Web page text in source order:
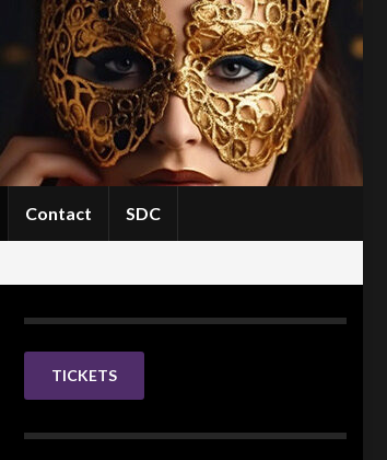
Contact SDC
TICKETS